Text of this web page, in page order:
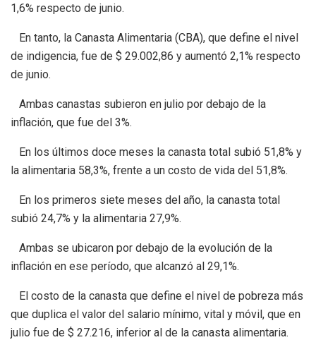
1,6% respecto de junio.
En tanto, la Canasta Alimentaria (CBA), que define el nivel
de indigencia, fue de $ 29.002,86 y aumentó 2,1% respecto
de junio.
Ambas canastas subieron en julio por debajo de la
inflación, que fue del 3%.
En los últimos doce meses la canasta total subió 51,8% y
la alimentaria 58,3%, frente a un costo de vida del 51,8%.
En los primeros siete meses del año, la canasta total
subió 24,7% y la alimentaria 27,9%.
Ambas se ubicaron por debajo de la evolución de la
inflación en ese período, que alcanzó al 29,1%.
El costo de la canasta que define el nivel de pobreza más
que duplica el valor del salario mínimo, vital y móvil, que en
julio fue de $ 27.216, inferior al de la canasta alimentaria.